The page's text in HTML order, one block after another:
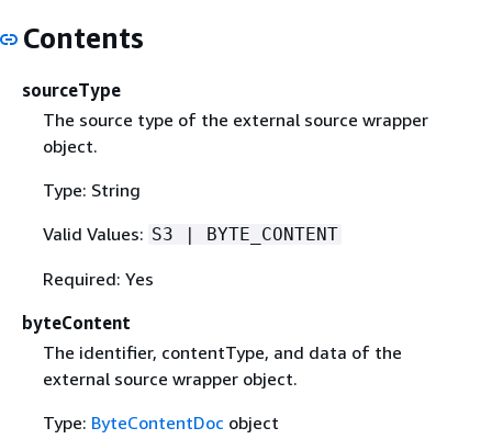
Contents
sourceType
The source type of the external source wrapper
object.
Type: String
Valid Values: S3 | BYTE_CONTENT
Required: Yes
byteContent
The identifier, contentType, and data of the
external source wrapper object.
Type: ByteContentDoc object